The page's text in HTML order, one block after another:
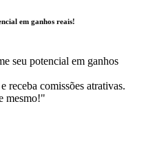
em ganhos reais!
seu potencial em ganhos
receba comissões atrativas.
mesmo!"